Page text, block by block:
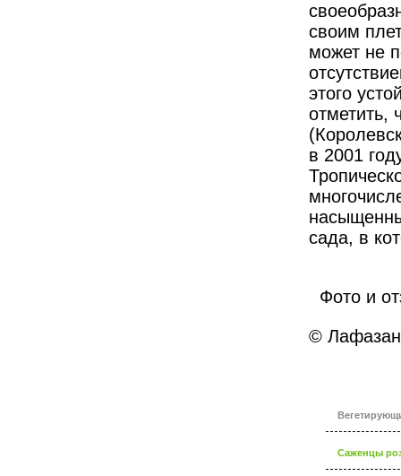
своим
может не
этого
отметить,
в 2001
сада, в
Фото и
©
Саженцы